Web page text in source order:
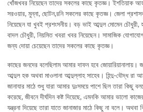
খোঁজখবর নিয়েছেন তাদের সকলের কাছে কৃতজ্ঞ। ইশতিয়াক
সরওয়ার, মুন্না, ছোটন,রনি সকলের কাছে কৃতজ্ঞ। জেলা
নিয়েছেন যা খুবই প্রশংসনীয়। বড় ভাই আব্দুল মোমেন চৌধুরী,
বাদল চৌধুরী, নিয়মিত খবরা খবর নিয়েছেন। সামাজিক
জন্য দোয়া চেয়েছেন তাদের সকলের কাছে কৃতজ্ঞ।
কাছের জনদের বলেছিলাম আমার দাফন হবে জোয়ারিয়ানালায়।
আব্দুল হক অথবা মাওলানা আব্দুল্লাহ সাহেব। হিন্দু-বৌদ্ধ রা
জানাযার মাঠে শুধু যারা আমার দুঃসময়ে পাশে ছিল তারা কিছু
করেছে, জীবনে দীর্ঘদিন কষ্ট দিয়েছে, এমনকি আমার ভালো
যন্ত্রনা দিয়েছে তারা যাতে জানাজার মাঠে কিছু না বলে।